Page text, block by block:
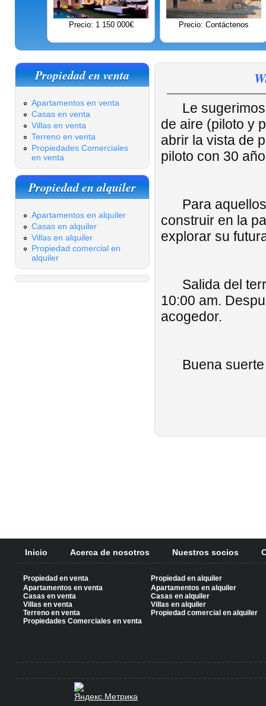
Precio: 1 150 000€ Precio: Contáctenos
Propiedad en venta
Apartamentos en venta
Casas en venta
Villas en venta
Terreno en venta
Propiedades Comerciales
en venta
Propiedad en alquiler
Apartamentos en alquiler
Casas en alquiler
Villas en alquiler
Propiedad comercial en
alquiler
Le
de aire (piloto y
abrir la vista de
piloto con 30
Para aquellos
construir en la
explorar su
Salida del
10:00 am.
acogedor.
Buena suerte
Inicio Acerca de nosotros Nuestros socios
Propiedad en venta
Apartamentos en venta
Casas en venta
Villas en venta
Terreno en venta
Propiedades Comerciales en venta
Propiedad en alquiler
Apartamentos en alquiler
Casas en alquiler
Villas en alquiler
Propiedad comercial en alquiler